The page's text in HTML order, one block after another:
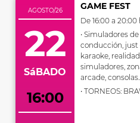
AGOSTO/26
22
SáBADO
16:00
GAME FEST
De 16:00 a 20:00
• Simuladores de
conducción, just
karaoke,
simuladores,
arcade,
• TORNEOS: